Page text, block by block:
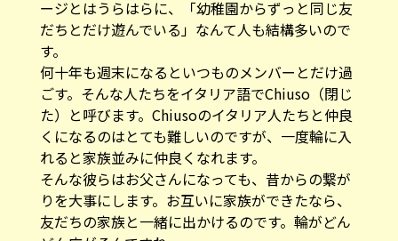
ージとはうらはらに、「幼稚園からずっと同じ友
だちとだけ遊んでいる」なんて人も結構多いので
す。
何十年も週末になるといつものメンバーとだけ過
ごす。そんな人たちをイタリア語でChiuso（閉じ
た）と呼びます。Chiusoのイタリア人たちと仲良
くになるのはとても難しいのですが、一度輪に入
れると家族並みに仲良くなれます。
そんな彼らはお父さんになっても、昔からの繋が
りを大事にします。お互いに家族ができたなら、
友だちの家族と一緒に出かけるのです。輪がどん